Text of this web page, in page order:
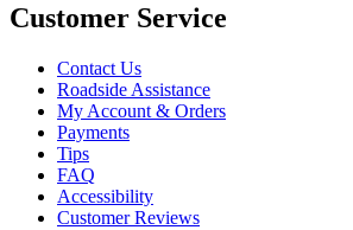
Customer Service
Contact Us
Roadside Assistance
My Account & Orders
Payments
Tips
FAQ
Accessibility
Customer Reviews